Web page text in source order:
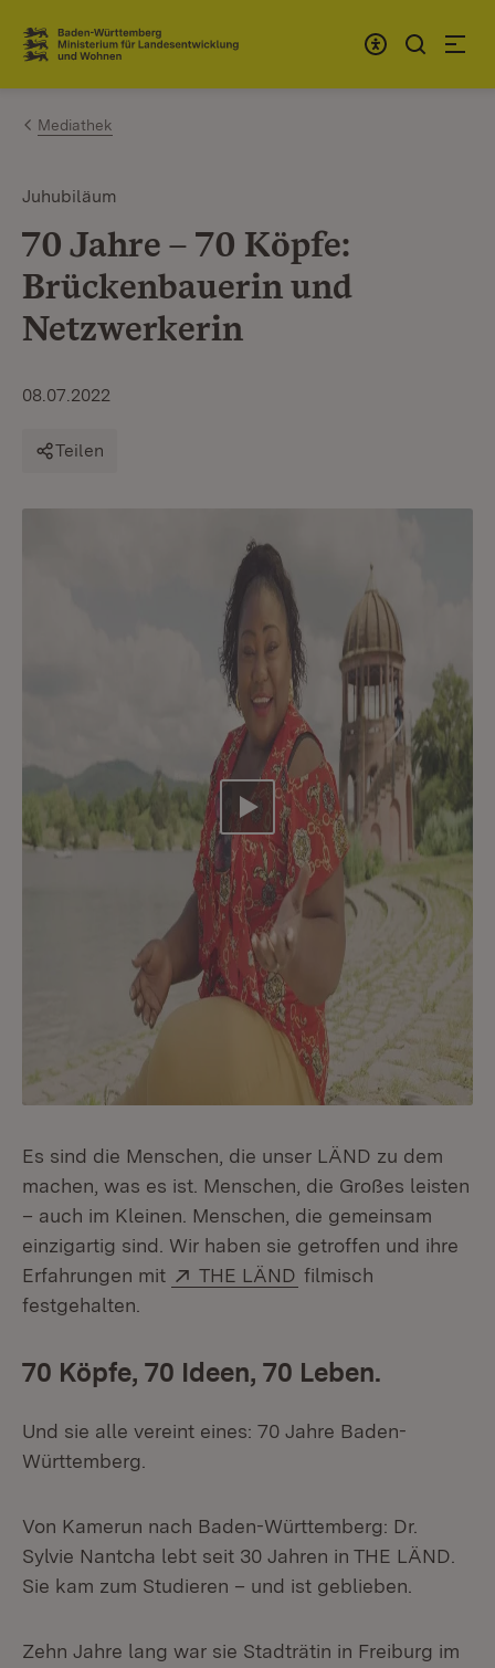
Zum Inhalt springen
Link zur Startseite
Mediathek
Juhubiläum
70 Jahre – 70 Köpfe:
Brückenbauerin und
Netzwerkerin
08.07.2022
Teilen
Video abspielen
Es sind die Menschen, die unser LÄND zu dem
machen, was es ist. Menschen, die Großes leisten
– auch im Kleinen. Menschen, die gemeinsam
einzigartig sind. Wir haben sie getroffen und ihre
Erfahrungen mit
Extern:
THE LÄND (Öffnet in neuem
filmisch
festgehalten.
70 Köpfe, 70 Ideen, 70 Leben.
Und sie alle vereint eines: 70 Jahre Baden-
Württemberg.
Von Kamerun nach Baden-Württemberg: Dr.
Sylvie Nantcha lebt seit 30 Jahren in THE LÄND.
Sie kam zum Studieren – und ist geblieben.
Zehn Jahre lang war sie Stadträtin in Freiburg im